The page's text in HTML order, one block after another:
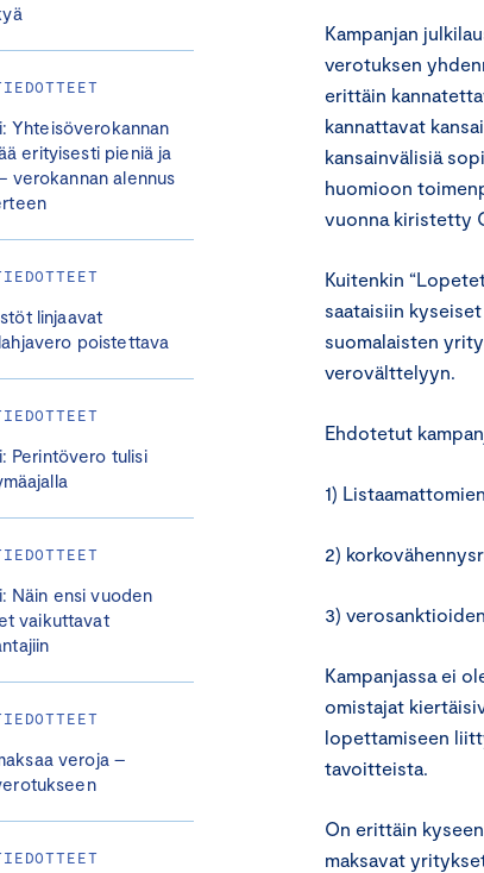
Yhteisöverokannan
erityisesti pieniä ja
verokannan alennus
linjaavat
poistettava
Perintövero tulisi
Näin ensi vuoden
vaikuttavat
veroja –
Kampanjan
verotuksen
erittäin
kannattavat
kansainvälisiä
huomioon
vuonna kiristetty
Kuitenkin
saataisiin
suomalaisten
verovälttelyyn.
Ehdotetut
1)
2)
3)
Kampanjassa ei
omistajat
lopettamiseen
tavoitteista.
On erittäin
maksavat